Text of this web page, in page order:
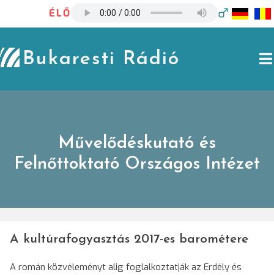
ÉLŐ
Bukaresti Rádió
Művelődéskutató és
Felnőttoktató Országos Intézet
A kultúrafogyasztás 2017-es barométere
A román közvéleményt alig foglalkoztatják az Erdély és